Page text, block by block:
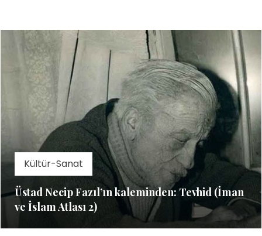
Kültür-Sanat
Üstad Necip Fazıl’ın kaleminden: Tevhid (İman
ve İslam Atlası 2)